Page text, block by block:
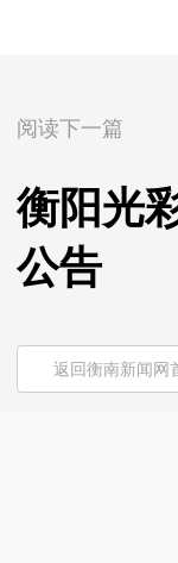
阅读下一篇
衡阳光
公告
返回衡南新闻网